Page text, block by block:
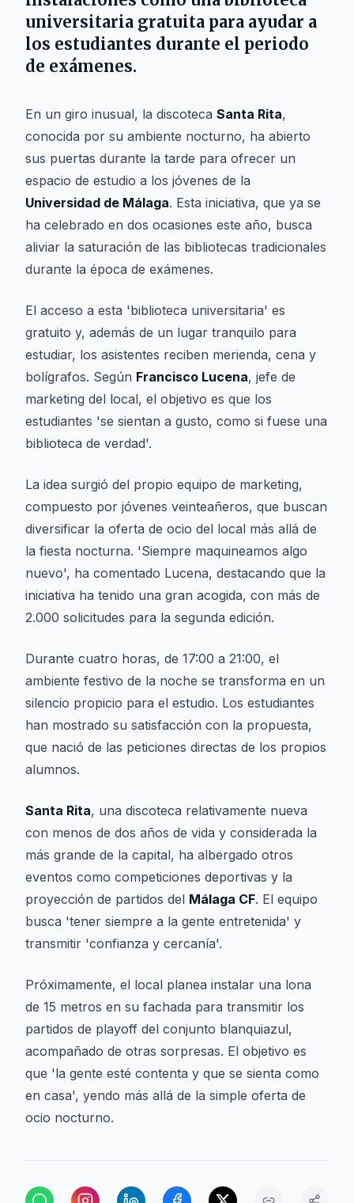
universitaria gratuita para ayudar a
los estudiantes durante el periodo
de exámenes.
En un giro inusual, la discoteca Santa Rita,
conocida por su ambiente nocturno, ha abierto
sus puertas durante la tarde para ofrecer un
espacio de estudio a los jóvenes de la
Universidad de Málaga. Esta iniciativa, que ya se
ha celebrado en dos ocasiones este año, busca
aliviar la saturación de las bibliotecas tradicionales
durante la época de exámenes.
El acceso a esta 'biblioteca universitaria' es
gratuito y, además de un lugar tranquilo para
estudiar, los asistentes reciben merienda, cena y
bolígrafos. Según Francisco Lucena, jefe de
marketing del local, el objetivo es que los
estudiantes 'se sientan a gusto, como si fuese una
biblioteca de verdad'.
La idea surgió del propio equipo de marketing,
compuesto por jóvenes veinteañeros, que buscan
diversificar la oferta de ocio del local más allá de
la fiesta nocturna. 'Siempre maquineamos algo
nuevo', ha comentado Lucena, destacando que la
iniciativa ha tenido una gran acogida, con más de
2.000 solicitudes para la segunda edición.
Durante cuatro horas, de 17:00 a 21:00, el
ambiente festivo de la noche se transforma en un
silencio propicio para el estudio. Los estudiantes
han mostrado su satisfacción con la propuesta,
que nació de las peticiones directas de los propios
alumnos.
Santa Rita, una discoteca relativamente nueva
con menos de dos años de vida y considerada la
más grande de la capital, ha albergado otros
eventos como competiciones deportivas y la
proyección de partidos del Málaga CF. El equipo
busca 'tener siempre a la gente entretenida' y
transmitir 'confianza y cercanía'.
Próximamente, el local planea instalar una lona
de 15 metros en su fachada para transmitir los
partidos de playoff del conjunto blanquiazul,
acompañado de otras sorpresas. El objetivo es
que 'la gente esté contenta y que se sienta como
en casa', yendo más allá de la simple oferta de
ocio nocturno.